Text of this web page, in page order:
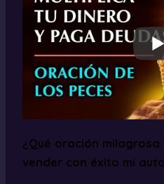
¿Qué oración
vender con éxito mi